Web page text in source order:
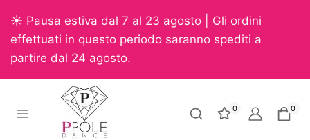
☀️ Pausa estiva dal 7 al 23 agosto | Gli ordini
effettuati in questo periodo saranno spediti a
partire dal 24 agosto.
0 0